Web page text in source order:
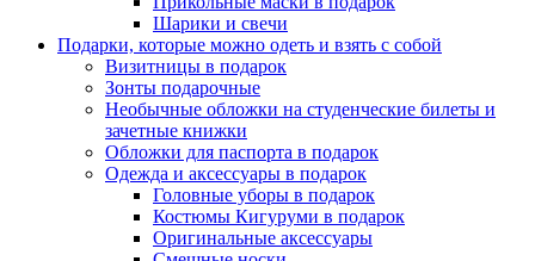
Шарики и свечи
Подарки, которые можно одеть и взять с собой
Визитницы в подарок
Зонты подарочные
Необычные обложки на студенческие билеты и
зачетные книжки
Обложки для паспорта в подарок
Одежда и аксессуары в подарок
Головные уборы в подарок
Костюмы Кигуруми в подарок
Оригинальные аксессуары